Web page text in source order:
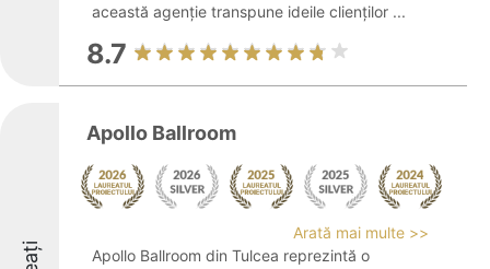
această agenție transpune ideile clienților ...
8.7
Apollo Ballroom
Arată mai multe >>
Apollo Ballroom din Tulcea reprezintă o